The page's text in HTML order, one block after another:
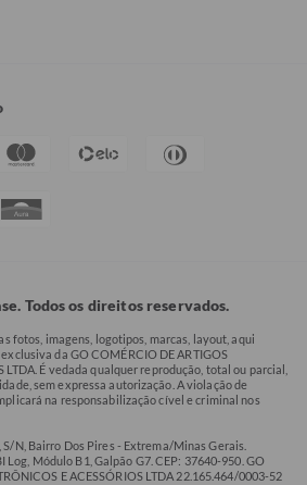
Todos os direitos reservados.
fotos, imagens, logotipos, marcas, layout, aqui
da GO COMÉRCIO DE ARTIGOS
LTDA. É vedada qualquer reprodução, total ou parcial,
sem expressa autorização. A violação de
na responsabilização cível e criminal nos
S/N, Bairro Dos Pires - Extrema/Minas Gerais.
Módulo B1, Galpão G7. CEP: 37640-950. GO
E ACESSÓRIOS LTDA 22.165.464/0003-52